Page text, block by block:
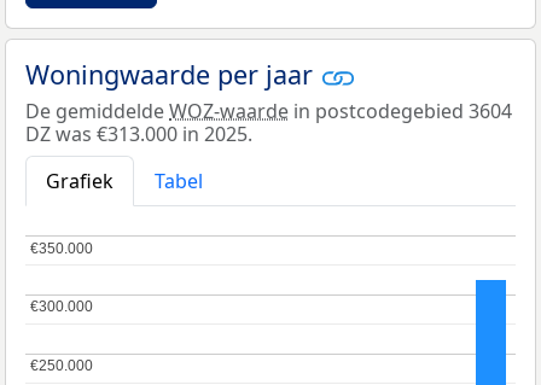
Woningwaarde per jaar
De gemiddeldeWOZ-waarde in postcodegebied 3604
DZ was €313.000 in 2025.
Grafiek
Tabel
€250.000
€250.000
€300.000
€300.000
€350.000
€350.000